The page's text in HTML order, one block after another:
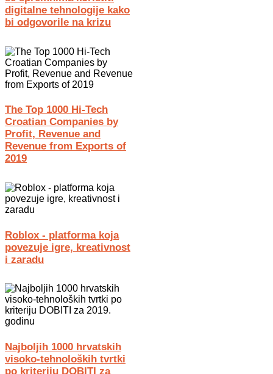
digitalne tehnologije kako
bi odgovorile na krizu
The Top 1000 Hi-Tech
Croatian Companies by
Profit, Revenue and
Revenue from Exports of
2019
Roblox - platforma koja
povezuje igre, kreativnost
i zaradu
Najboljih 1000 hrvatskih
visoko-tehnoloških tvrtki
po kriteriju DOBITI za